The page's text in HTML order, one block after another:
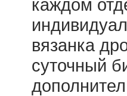
каждом
вязанка
суточный